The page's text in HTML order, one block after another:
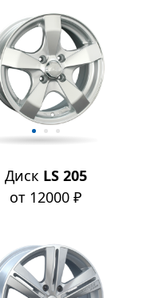
Диск LS 205
от 12000 ₽